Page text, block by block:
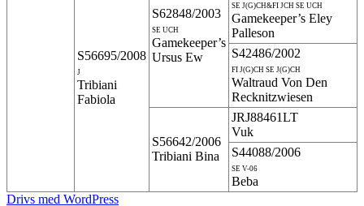
S56695/2008
J
Tribiani
Fabiola
S62848/2003
SE UCH
Gamekeeper’s
Ursus Ew
SE J(G)CH&FI JCH SE UCH
Gamekeeper’s Eley
Palleson
S42486/2002
FI J(G)CH SE J(G)CH
Waltraud Von Den
Recknitzwiesen
S56642/2006
Tribiani Bina
JRJ88461LT
Vuk
S44088/2006
SE V-06
Beba
Drivs med WordPress